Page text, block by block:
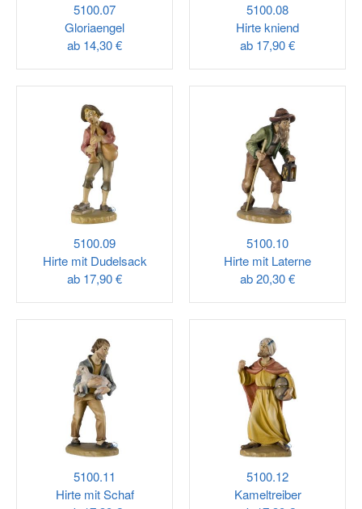
5100.07
Gloriaengel
ab 14,30 €
5100.08
Hirte kniend
ab 17,90 €
5100.09
Hirte mit Dudelsack
ab 17,90 €
5100.10
Hirte mit Laterne
ab20,30 €
5100.11
Hirte mit Schaf
5100.12
Kameltreiber